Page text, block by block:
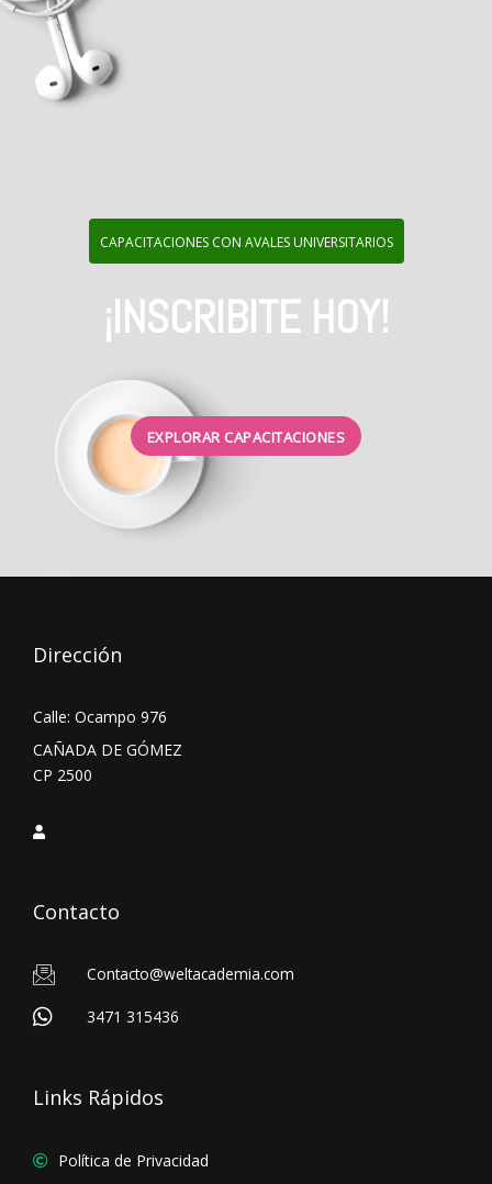
CAPACITACIONES CON AVALES UNIVERSITARIOS
¡INSCRIBITE HOY!
EXPLORAR CAPACITACIONES
Dirección
Calle: Ocampo 976
CAÑADA DE GÓMEZ
CP 2500
Contacto
Contacto@weltacademia.com
3471 315436
Links Rápidos
Política de Privacidad